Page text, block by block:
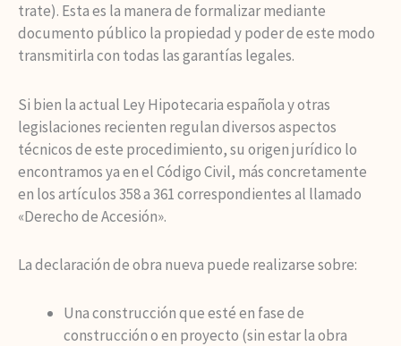
trate). Esta es la manera de formalizar mediante
documento público la propiedad y poder de este modo
transmitirla con todas las garantías legales.
Si bien la actual Ley Hipotecaria española y otras
legislaciones recienten regulan diversos aspectos
técnicos de este procedimiento, su origen jurídico lo
encontramos ya en el Código Civil, más concretamente
en los artículos 358 a 361 correspondientes al llamado
«Derecho de Accesión».
La declaración de obra nueva puede realizarse sobre:
Una construcción que esté en fase de
construcción o en proyecto (sin estar la obra